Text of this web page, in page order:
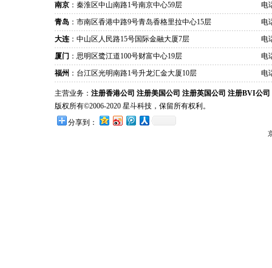
南京 ：秦淮区中山南路1号南京中心59层
电
青岛 ：市南区香港中路9号青岛香格里拉中心15层
电
大连 ：中山区人民路15号国际金融大厦7层
电
厦门 ：思明区鹭江道100号财富中心19层
电
福州 ：台江区光明南路1号升龙汇金大厦10层 电
主营业务： 注册香港公司 注册美国公司 注册英国公司 注册BVI公司
版权所有©2006-2020 星斗科技，保留所有权利。
分享到：